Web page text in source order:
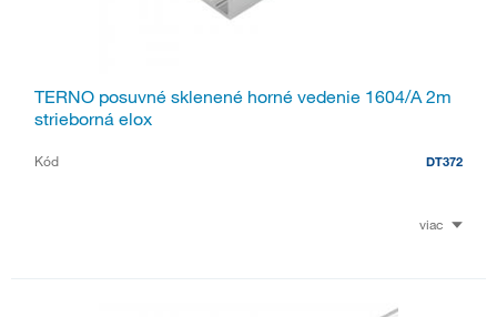
TERNO posuvné sklenené horné vedenie 1604/A 2m
strieborná elox
Kód DT372
viac